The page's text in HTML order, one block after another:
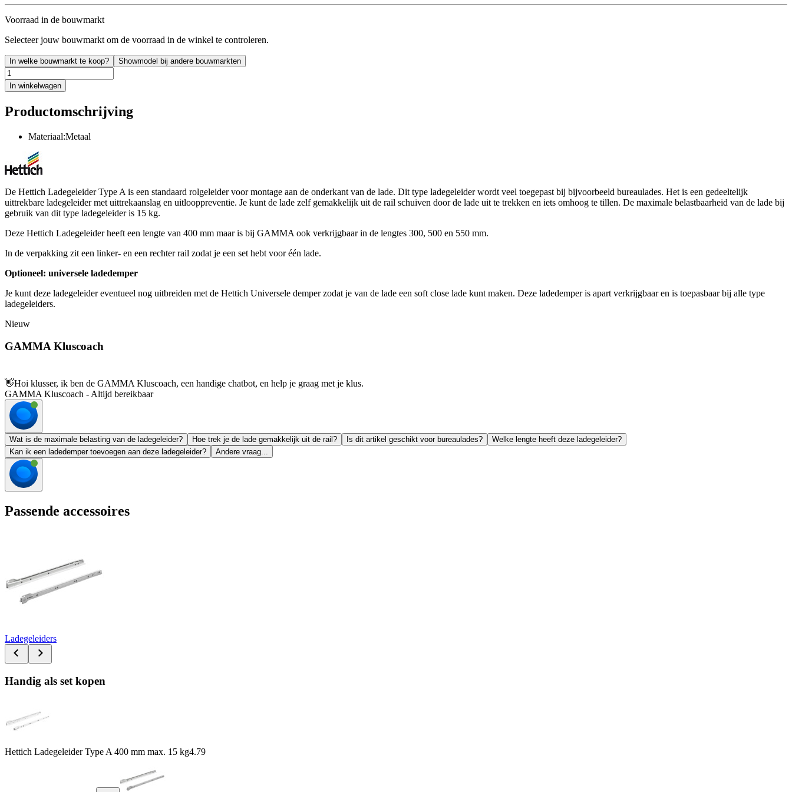
Voorraad in de bouwmarkt
Selecteer jouw bouwmarkt om de voorraad in de winkel te controleren.
In welke bouwmarkt te koop? Showmodel bij andere bouwmarkten
In winkelwagen
Productomschrijving
Materiaal:Metaal
De Hettich Ladegeleider Type A is een standaard rolgeleider voor montage aan de onderkant van de lade. Dit type ladegeleider wordt veel toegepast bij bijvoorbeeld bureaulades. Het is een gedeeltelijk
uittrekbare ladegeleider met uittrekaanslag en uitlooppreventie. Je kunt de lade zelf gemakkelijk uit de rail schuiven door de lade uit te trekken en iets omhoog te tillen. De maximale belastbaarheid van de lade bij
gebruik van dit type ladegeleider is 15 kg.
Deze Hettich Ladegeleider heeft een lengte van 400 mm maar is bij GAMMA ook verkrijgbaar in de lengtes 300, 500 en 550 mm.
In de verpakking zit een linker- en een rechter rail zodat je een set hebt voor één lade.
Optioneel: universele ladedemper
Je kunt deze ladegeleider eventueel nog uitbreiden met de Hettich Universele demper zodat je van de lade een soft close lade kunt maken. Deze ladedemper is apart verkrijgbaar en is toepasbaar bij alle type
ladegeleiders.
Nieuw
GAMMA Kluscoach
👋Hoi klusser, ik ben de GAMMA Kluscoach, een handige chatbot, en help je graag met je klus.
GAMMA Kluscoach - Altijd bereikbaar
Wat is de maximale belasting van de ladegeleider? Hoe trek je de lade gemakkelijk uit de rail? Is dit artikel geschikt voor bureaulades?
Welke lengte heeft deze ladegeleider?
Kan ik een ladedemper toevoegen aan deze ladegeleider?
Andere vraag...
Passende accessoires
Ladegeleiders
Handig als set kopen
Hettich Ladegeleider Type A 400 mm max. 15 kg4.79